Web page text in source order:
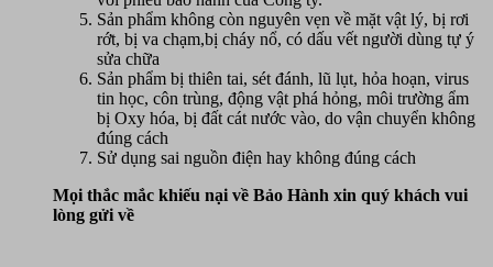
Sản phẩm không còn nguyên vẹn về mặt vật lý, bị rơi
rớt, bị va chạm,bị cháy nổ, có dấu vết người dùng tự ý
sửa chữa
Sản phẩm bị thiên tai, sét đánh, lũ lụt, hỏa hoạn, virus
tin học, côn trùng, động vật phá hỏng, môi trường ẩm
bị Oxy hóa, bị đất cát nước vào, do vận chuyển không
đúng cách
Sử dụng sai nguồn điện hay không đúng cách
Mọi thắc mắc khiếu nại về Bảo Hành xin quý khách vui
lòng gửi về